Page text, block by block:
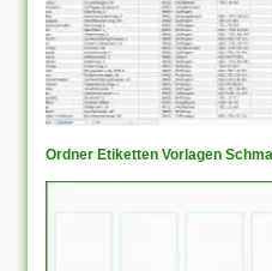
Ordner Etiketten Vorlagen